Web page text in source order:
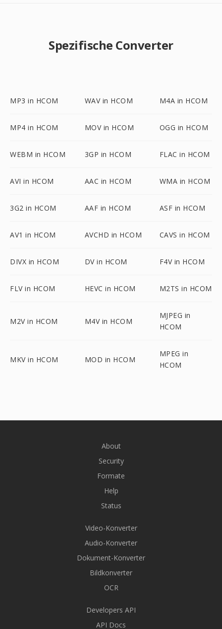
Spezifische Converter
MP3 in HCOM WAV in HCOM M4A in HCOM
MP4 in HCOM MOV in HCOM OGG in HCOM
WEBM in HCOM 3GP in HCOM FLAC in HCOM
AVI in HCOM AAC in HCOM WMA in HCOM
3G2 in HCOM AAF in HCOM ASF in HCOM
AV1 in HCOM AVCHD in HCOM CAVS in HCOM
DIVX in HCOM DV in HCOM F4V in HCOM
FLV in HCOM HEVC in HCOM M2TS in HCOM
M2V in HCOM M4V in HCOM
MJPEG in
HCOM
MKV in HCOM MOD in HCOM
MPEG in
HCOM
About
Security
Formate
Help
Status
Video-Konverter
Audio-Konverter
Dokument-Konverter
Bildkonverter
OCR
Developers API
API Docs